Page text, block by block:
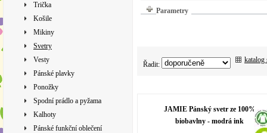
Trička
Košile
Mikiny
Svetry
Vesty
Pánské plavky
Ponožky
Spodní prádlo a pyžama
Kalhoty
Pánské funkční oblečení
Parametry
Řadit:
katalog
JAMIE Pánský svetr ze 100%
biobavlny - modrá ink